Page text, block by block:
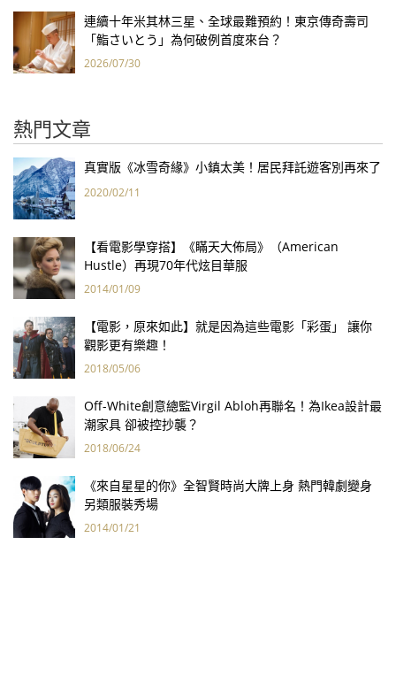
連續十年米其林三星、全球最難預約！東京傳奇壽司
「鮨さいとう」為何破例首度來台？
2026/07/30
熱門文章
真實版《冰雪奇緣》小鎮太美！居民拜託遊客別再來了
2020/02/11
【看電影學穿搭】《瞞天大佈局》（American
Hustle）再現70年代炫目華服
2014/01/09
【電影，原來如此】就是因為這些電影「彩蛋」 讓你
觀影更有樂趣！
2018/05/06
Off-White創意總監Virgil Abloh再聯名！為Ikea設計最
潮家具 卻被控抄襲？
2018/06/24
《來自星星的你》全智賢時尚大牌上身 熱門韓劇變身
另類服裝秀場
2014/01/21